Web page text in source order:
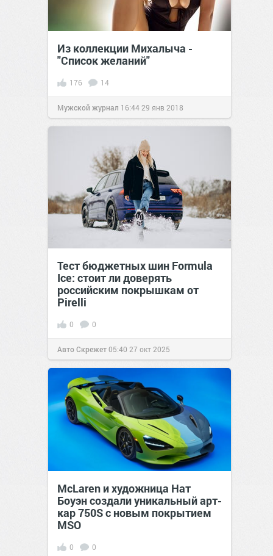
Из коллекции Михалыча -
"Список желаний"
176 14
Мужской журнал 16:4429 янв 2018
Тест бюджетных шин Formula
Ice: стоит ли доверять
российским покрышкам от
Pirelli
0 0
Авто Скрежет05:40 27 окт 2025
McLaren и художница Нат
Боуэн создали уникальный арт-
кар 750S с новым покрытием
MSO
0 0